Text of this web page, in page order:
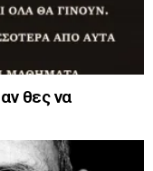
θες να